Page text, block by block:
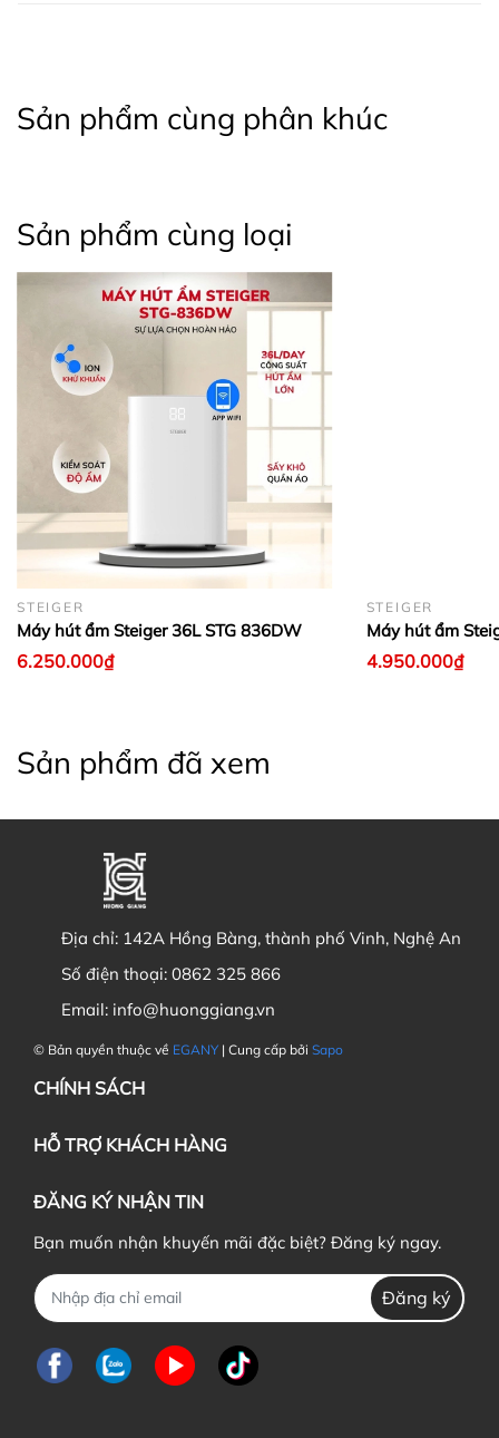
Sản phẩm cùng phân khúc
Sản phẩm cùng loại
STEIGER
Máy hút ẩm Steiger 36L STG 836DW
6.250.000₫
STEIGER
Máy hút ẩm
4.950.000₫
Sản phẩm đã xem
Địa chỉ: 142A Hồng Bàng, thành phố Vinh, Nghệ An
Số điện thoại: 0862 325 866
Email: info@huonggiang.vn
© Bản quyền thuộc về EGANY | Cung cấp bởi Sapo
CHÍNH SÁCH
HỖ TRỢ KHÁCH HÀNG
ĐĂNG KÝ NHẬN TIN
Bạn muốn nhận khuyến mãi đặc biệt? Đăng ký ngay.
Đăng ký